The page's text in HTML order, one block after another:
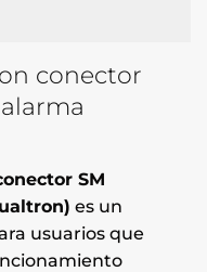
conector
SM
es un
usuarios que